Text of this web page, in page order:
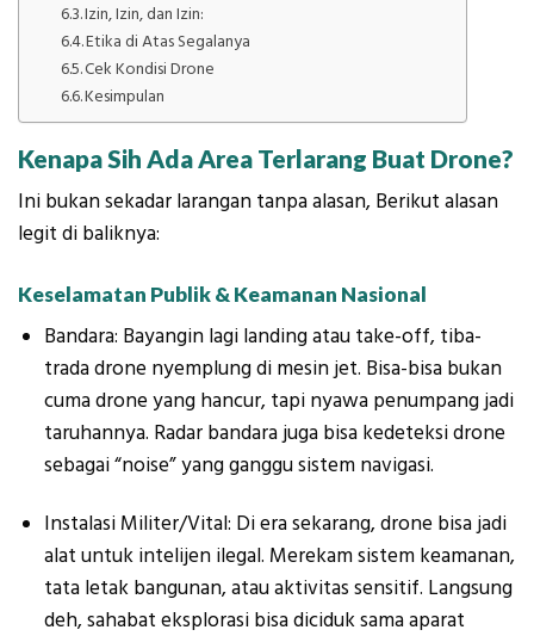
Izin, Izin, dan Izin:
Etika di Atas Segalanya
Cek Kondisi Drone
Kesimpulan
Kenapa Sih Ada Area Terlarang Buat Drone?
Ini bukan sekadar larangan tanpa alasan, Berikut alasan
legit di baliknya:
Keselamatan Publik & Keamanan Nasional
Bandara: Bayangin lagi landing atau take-off, tiba-
trada drone nyemplung di mesin jet. Bisa-bisa bukan
cuma drone yang hancur, tapi nyawa penumpang jadi
taruhannya. Radar bandara juga bisa kedeteksi drone
sebagai “noise” yang ganggu sistem navigasi.
Instalasi Militer/Vital: Di era sekarang, drone bisa jadi
alat untuk intelijen ilegal. Merekam sistem keamanan,
tata letak bangunan, atau aktivitas sensitif. Langsung
deh, sahabat eksplorasi bisa diciduk sama aparat